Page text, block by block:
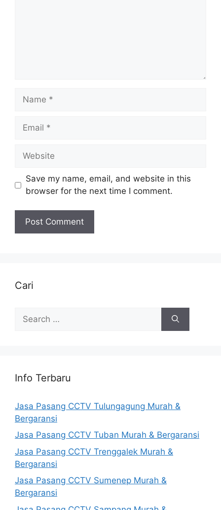
Name
Email
Website
Save my name, email, and website in this
browser for the next time I comment.
Cari
for:
Info Terbaru
Jasa Pasang CCTV Tulungagung Murah &
Bergaransi
Jasa Pasang CCTV Tuban Murah & Bergaransi
Jasa Pasang CCTV Trenggalek Murah &
Bergaransi
Jasa Pasang CCTV Sumenep Murah &
Bergaransi